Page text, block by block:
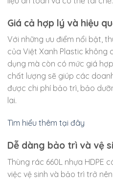
Giá cả hợp lý và hiệu
Với những ưu điểm nổi bật,
của Việt Xanh Plastic không
dụng mà còn có mức giá
chất lượng sẽ giúp các
được chi phí bảo trì, bảo
lai.
Tìm hiểu thêm tại đây
Dễ dàng bảo trì và vệ
Thùng rác 660L nhựa HDPE
việc vệ sinh và bảo trì trở